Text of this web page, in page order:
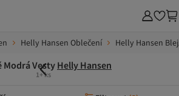
Helly Hansen Oblečení Helly Hansen
Modrá VestyHelly Hansen
1+ ks